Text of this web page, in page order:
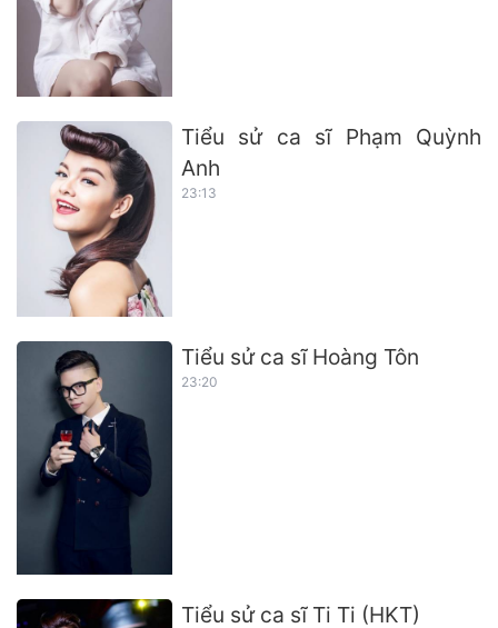
Tiểu sử ca sĩ Phạm Quỳnh
Anh
23:13
Tiểu sử ca sĩ Hoàng Tôn
23:20
Tiểu sử ca sĩ Ti Ti (HKT)